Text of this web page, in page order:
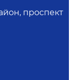
проспект